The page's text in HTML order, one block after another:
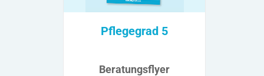
Pflegegrad 5
Beratungsflyer